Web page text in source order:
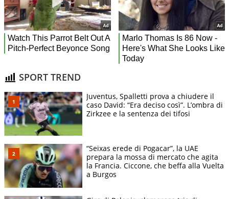
SPORT TREND
Juventus, Spalletti prova a chiudere il
caso David: “Era deciso così”. L’ombra di
Zirkzee e la sentenza dei tifosi
“Seixas erede di Pogacar”, la UAE
prepara la mossa di mercato che agita
la Francia. Ciccone, che beffa alla Vuelta
a Burgos